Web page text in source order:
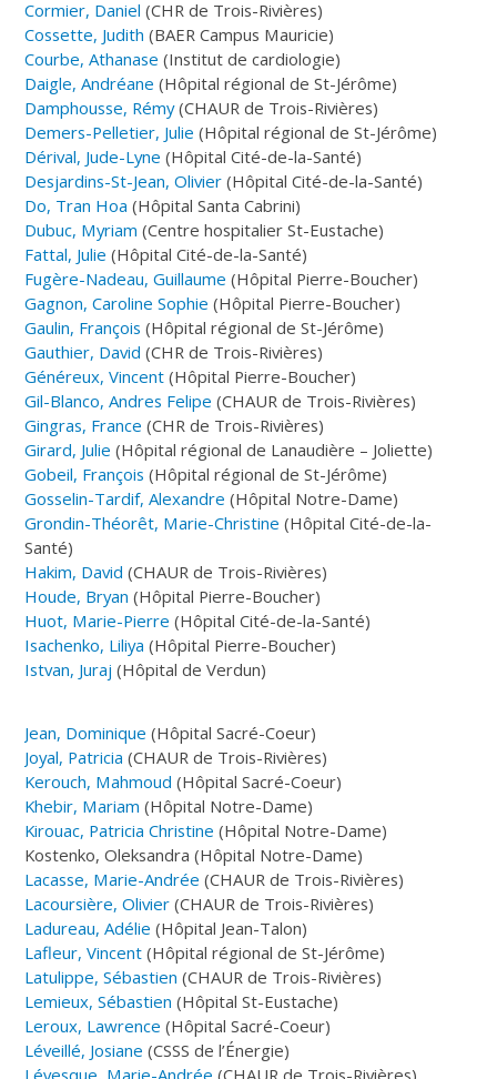
Cormier, Daniel (CHR de Trois-Rivières)
Cossette, Judith (BAER Campus Mauricie)
Courbe, Athanase (Institut de cardiologie)
Daigle, Andréane (Hôpital régional de St-Jérôme)
Damphousse, Rémy(CHAUR de Trois-Rivières)
Demers-Pelletier, Julie(Hôpital régional de St-Jérôme)
Dérival, Jude-Lyne (Hôpital Cité-de-la-Santé)
Desjardins-St-Jean, Olivier (Hôpital Cité-de-la-Santé)
Do, Tran Hoa (Hôpital Santa Cabrini)
Dubuc, Myriam (Centre hospitalier St-Eustache)
Fattal, Julie (Hôpital Cité-de-la-Santé)
Fugère-Nadeau, Guillaume (Hôpital Pierre-Boucher)
Gagnon, Caroline Sophie (Hôpital Pierre-Boucher)
Gaulin, François (Hôpital régional de St-Jérôme)
Gauthier, David (CHR de Trois-Rivières)
Généreux, Vincent (Hôpital Pierre-Boucher)
Gil-Blanco, Andres Felipe (CHAUR de Trois-Rivières)
Gingras, France (CHR de Trois-Rivières)
Girard, Julie (Hôpital régional de Lanaudière – Joliette)
Gobeil, François (Hôpital régional de St-Jérôme)
Gosselin-Tardif, Alexandre (Hôpital Notre-Dame)
Grondin-Théorêt, Marie-Christine (Hôpital Cité-de-la-
Santé)
Hakim, David (CHAUR de Trois-Rivières)
Houde, Bryan (Hôpital Pierre-Boucher)
Huot, Marie-Pierre (Hôpital Cité-de-la-Santé)
Isachenko, Liliya (Hôpital Pierre-Boucher)
Istvan, Juraj (Hôpital de Verdun)
Jean, Dominique (Hôpital Sacré-Coeur)
Joyal, Patricia (CHAUR de Trois-Rivières)
Kerouch, Mahmoud (Hôpital Sacré-Coeur)
Khebir, Mariam (Hôpital Notre-Dame)
Kirouac, Patricia Christine (Hôpital Notre-Dame)
Kostenko, Oleksandra (Hôpital Notre-Dame)
Lacasse, Marie-Andrée (CHAUR de Trois-Rivières)
Lacoursière, Olivier (CHAUR de Trois-Rivières)
Ladureau, Adélie (Hôpital Jean-Talon)
Lafleur, Vincent (Hôpital régional de St-Jérôme)
Latulippe, Sébastien (CHAUR de Trois-Rivières)
Lemieux, Sébastien (Hôpital St-Eustache)
Leroux, Lawrence (Hôpital Sacré-Coeur)
Léveillé, Josiane (CSSS de l’Énergie)
Lévesque, Marie-Andrée (CHAUR de Trois-Rivières)